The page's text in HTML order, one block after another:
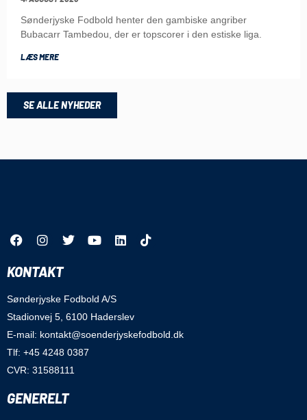
Sønderjyske Fodbold henter den gambiske angriber
Bubacarr Tambedou, der er topscorer i den estiske liga.
LÆS MERE
SE ALLE NYHEDER
KONTAKT
Sønderjyske Fodbold A/S
Stadionvej 5, 6100 Haderslev
E-mail: kontakt@soenderjyskefodbold.dk
Tlf: +45 4248 0387
CVR: 31588111
GENERELT